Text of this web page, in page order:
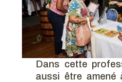
Dans cette
aussi être amené